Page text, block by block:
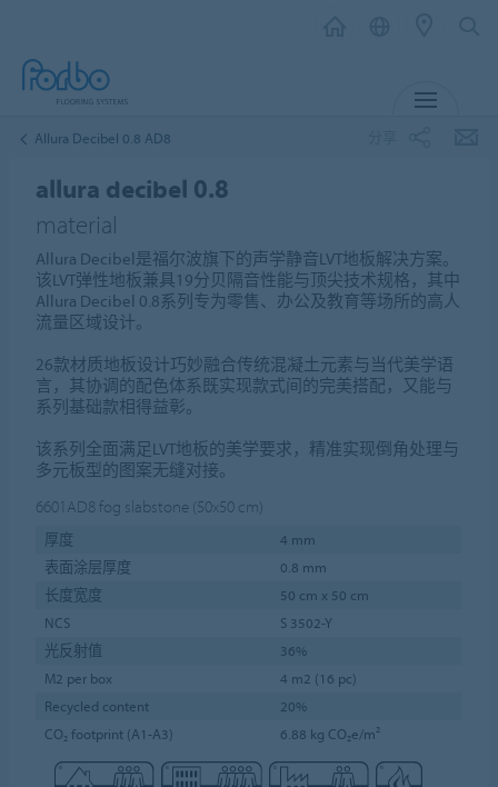
Allura Decibel 0.8 AD8
allura decibel 0.8
material
Allura Decibel是福尔波旗下的声学静音LVT地板解决方案。
该LVT弹性地板兼具19分贝隔音性能与顶尖技术规格，其中
Allura Decibel 0.8系列专为零售、办公及教育等场所的高人
流量区域设计。
26款材质地板设计巧妙融合传统混凝土元素与当代美学语
言，其协调的配色体系既实现款式间的完美搭配，又能与
系列基础款相得益彰。
该系列全面满足LVT地板的美学要求，精准实现倒角处理与
多元板型的图案无缝对接。
6601AD8 fog slabstone (50x50 cm)
厚度
4 mm
表面涂层厚度
0.8 mm
长度宽度
50 cm x 50 cm
NCS
S 3502-Y
光反射值
36%
M2 per box
4 m2 (16 pc)
Recycled content
20%
CO₂ footprint (A1-A3)
6.88 kg CO₂e/m²